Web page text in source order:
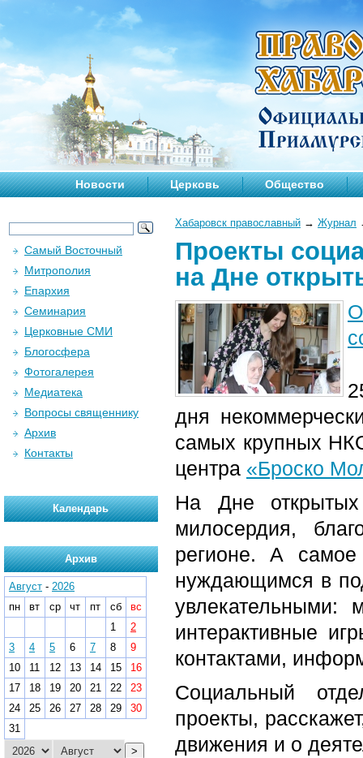
Новости Церковь Общество
Хабаровск православный → Журнал
Проекты
на Дне
дня
самых крупных
центра «Броско
На Дне
милосердия,
регионе. А
нуждающимся в
увлекательными:
интерактивные
контактами,
Социальный
проекты,
движения и о
Самый Восточный
Митрополия
Епархия
Семинария
Церковные СМИ
Блогосфера
Фотогалерея
Медиатека
Вопросы священнику
Архив
Контакты
Календарь
Архив
Август - 2026
пн
вт ср чт пт сб
вс
1
2
3
4 5 6 7 8
9
10
11 12 13 14 15
16
17
18 19 20 21 22
23
24
25 26 27 28 29
30
31
>